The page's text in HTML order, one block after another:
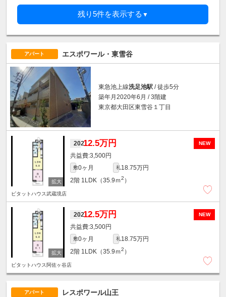
残り5件を表示する ▼
アパート エスポワール・東雪谷
東急池上線洗足池駅 / 徒歩5分
築年月2020年6月 / 3階建
東京都大田区東雪谷１丁目
NEW
20212.5万円
3,500円
敷0ヶ月 礼18.75万円
2階 1LDK（35.9ｍ2 ）
ピタットハウス武蔵境店
NEW
20212.5万円
3,500円
敷0ヶ月 礼18.75万円
2階 1LDK（35.9ｍ2 ）
ピタットハウス阿佐ヶ谷店
アパート レスポワール山王